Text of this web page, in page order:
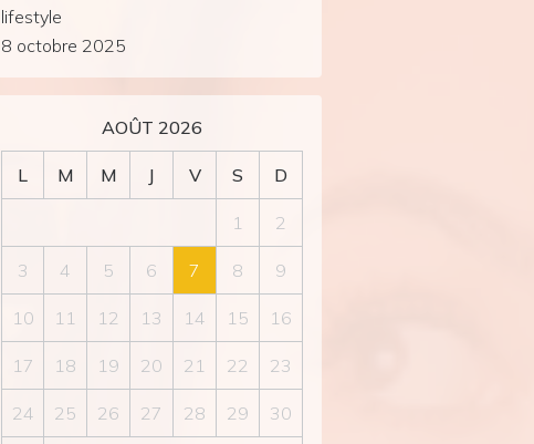
lifestyle
8 octobre 2025
AOÛT 2026
L M M J V S D
1 2
3 4 5 6 7 8 9
10 11 12 13 14 15 16
17 18 19 20 21 22 23
24 25 26 27 28 29 30